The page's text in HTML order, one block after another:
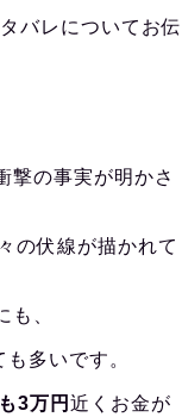
バレについてお伝
撃の事実が明かさ
の伏線が描かれて
も、
多いです。
3万円 近くお金が